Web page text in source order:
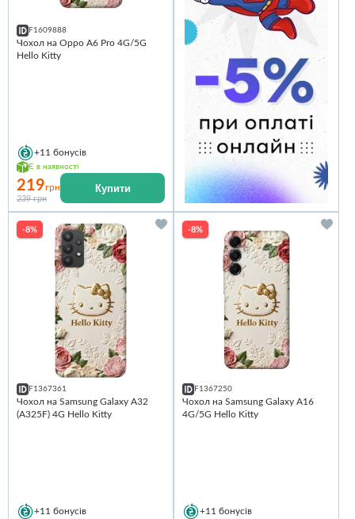
F1609888
Чохол на Oppo A6 Pro 4G/5G
Hello Kitty
+11 бонусів
Є в наявності
219грн
239 грн
Купити
-8%
F1367361
Чохол на Samsung Galaxy A32
(A325F) 4G Hello Kitty
+11 бонусів
-8%
F1367250
Чохол на Samsung Galaxy A16
4G/5G Hello Kitty
+11 бонусів